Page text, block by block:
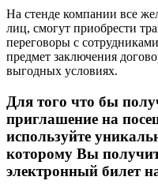
На стенде компании все
лиц, смогут приобрести
переговоры с
предмет заключения
выгодных условиях.
Для того что бы
приглашение на
используйте
которому Вы
электронный билет